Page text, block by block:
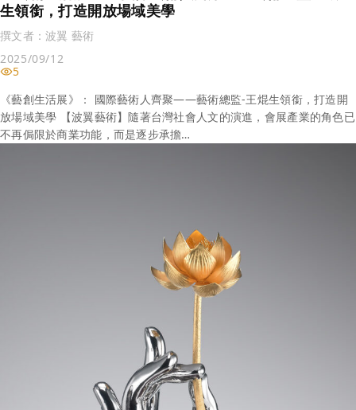
生領銜，打造開放場域美學
撰文者：波翼 藝術
2025/09/12
5
《藝創生活展》： 國際藝術人齊聚——藝術總監-王焜生領銜，打造開
放場域美學 【波翼藝術】隨著台灣社會人文的演進，會展產業的角色已
不再侷限於商業功能，而是逐步承擔…